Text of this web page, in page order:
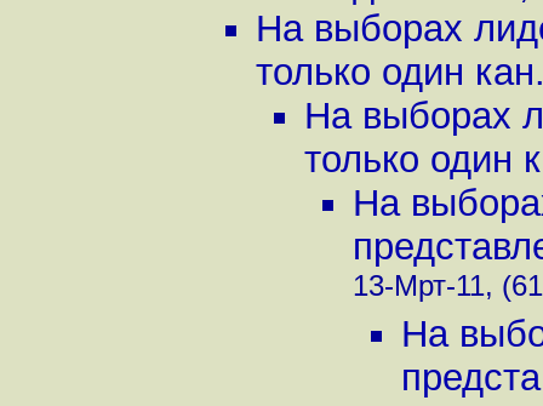
На выборах
только один
На выборах
только один
На
13-Мрт-11,
На